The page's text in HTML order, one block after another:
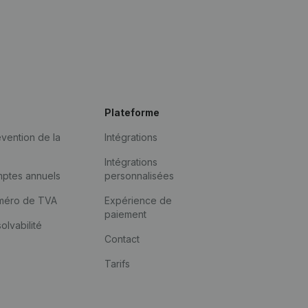
de la
annuels
de TVA
Plateforme
Intégrations
Intégrations
personnalisées
Expérience de
paiement
Contact
Tarifs